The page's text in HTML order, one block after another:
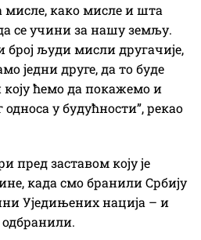
мисле, како мисле и шта
се учини за нашу земљу.
број људи мисли другачије,
једни друге, да то буде
коју ћемо да покажемо и
односа у будућности”, рекао
пред заставом коју је
када смо бранили Србију
Уједињених нација – и